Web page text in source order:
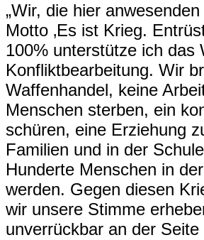
„Wir, die hier
Motto ‚Es ist Krieg.
100% unterstütze ich das
Konfliktbearbeitung. Wir
Waffenhandel, keine
Menschen sterben, ein
schüren, eine Erziehung
Familien und in der
Hunderte Menschen in
werden. Gegen diesen
wir unsere Stimme
unverrückbar an der Seite